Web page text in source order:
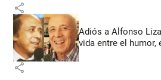
share
Adiós a Alfonso
vida entre el humor,
share